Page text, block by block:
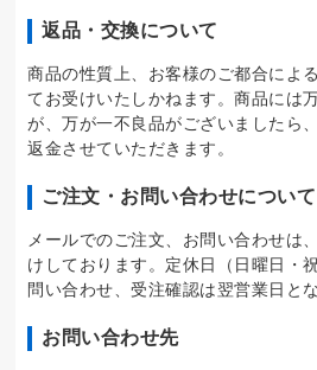
返品・交換について
商品の性質上、お客様のご都合によ
てお受けいたしかねます。商品には
が、万が一不良品がございましたら
返金させていただきます。
ご注文・お問い合わせについて
メールでのご注文、お問い合わせは
けしております。定休日（日曜日・
問い合わせ、受注確認は翌営業日と
お問い合わせ先